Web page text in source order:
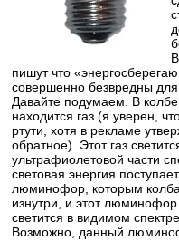
пишут что
совершенно безвредны для
Давайте подумаем. В колбе
находится газ (я уверен,
ртути, хотя в рекламе
обратное). Этот газ
ультрафиолетовой части
световая энергия
люминофор, которым
изнутри, и этот
светится в видимом спектре.
Возможно, данный